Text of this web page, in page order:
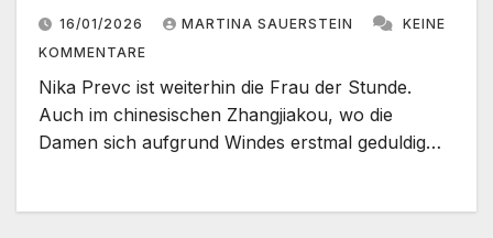
16/01/2026 MARTINA SAUERSTEIN
KEINE
KOMMENTARE
Nika Prevc ist weiterhin die Frau der Stunde.
Auch im chinesischen Zhangjiakou, wo die
Damen sich aufgrund Windes erstmal geduldig…